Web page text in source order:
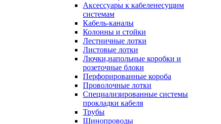
Аксессуары к кабеленесущим
системам
Кабель-каналы
Колонны и стойки
Лестничные лотки
Листовые лотки
Лючки,напольные коробки и
розеточные блоки
Перфорированные короба
Проволочные лотки
Специализированные системы
прокладки кабеля
Трубы
Шинопроводы